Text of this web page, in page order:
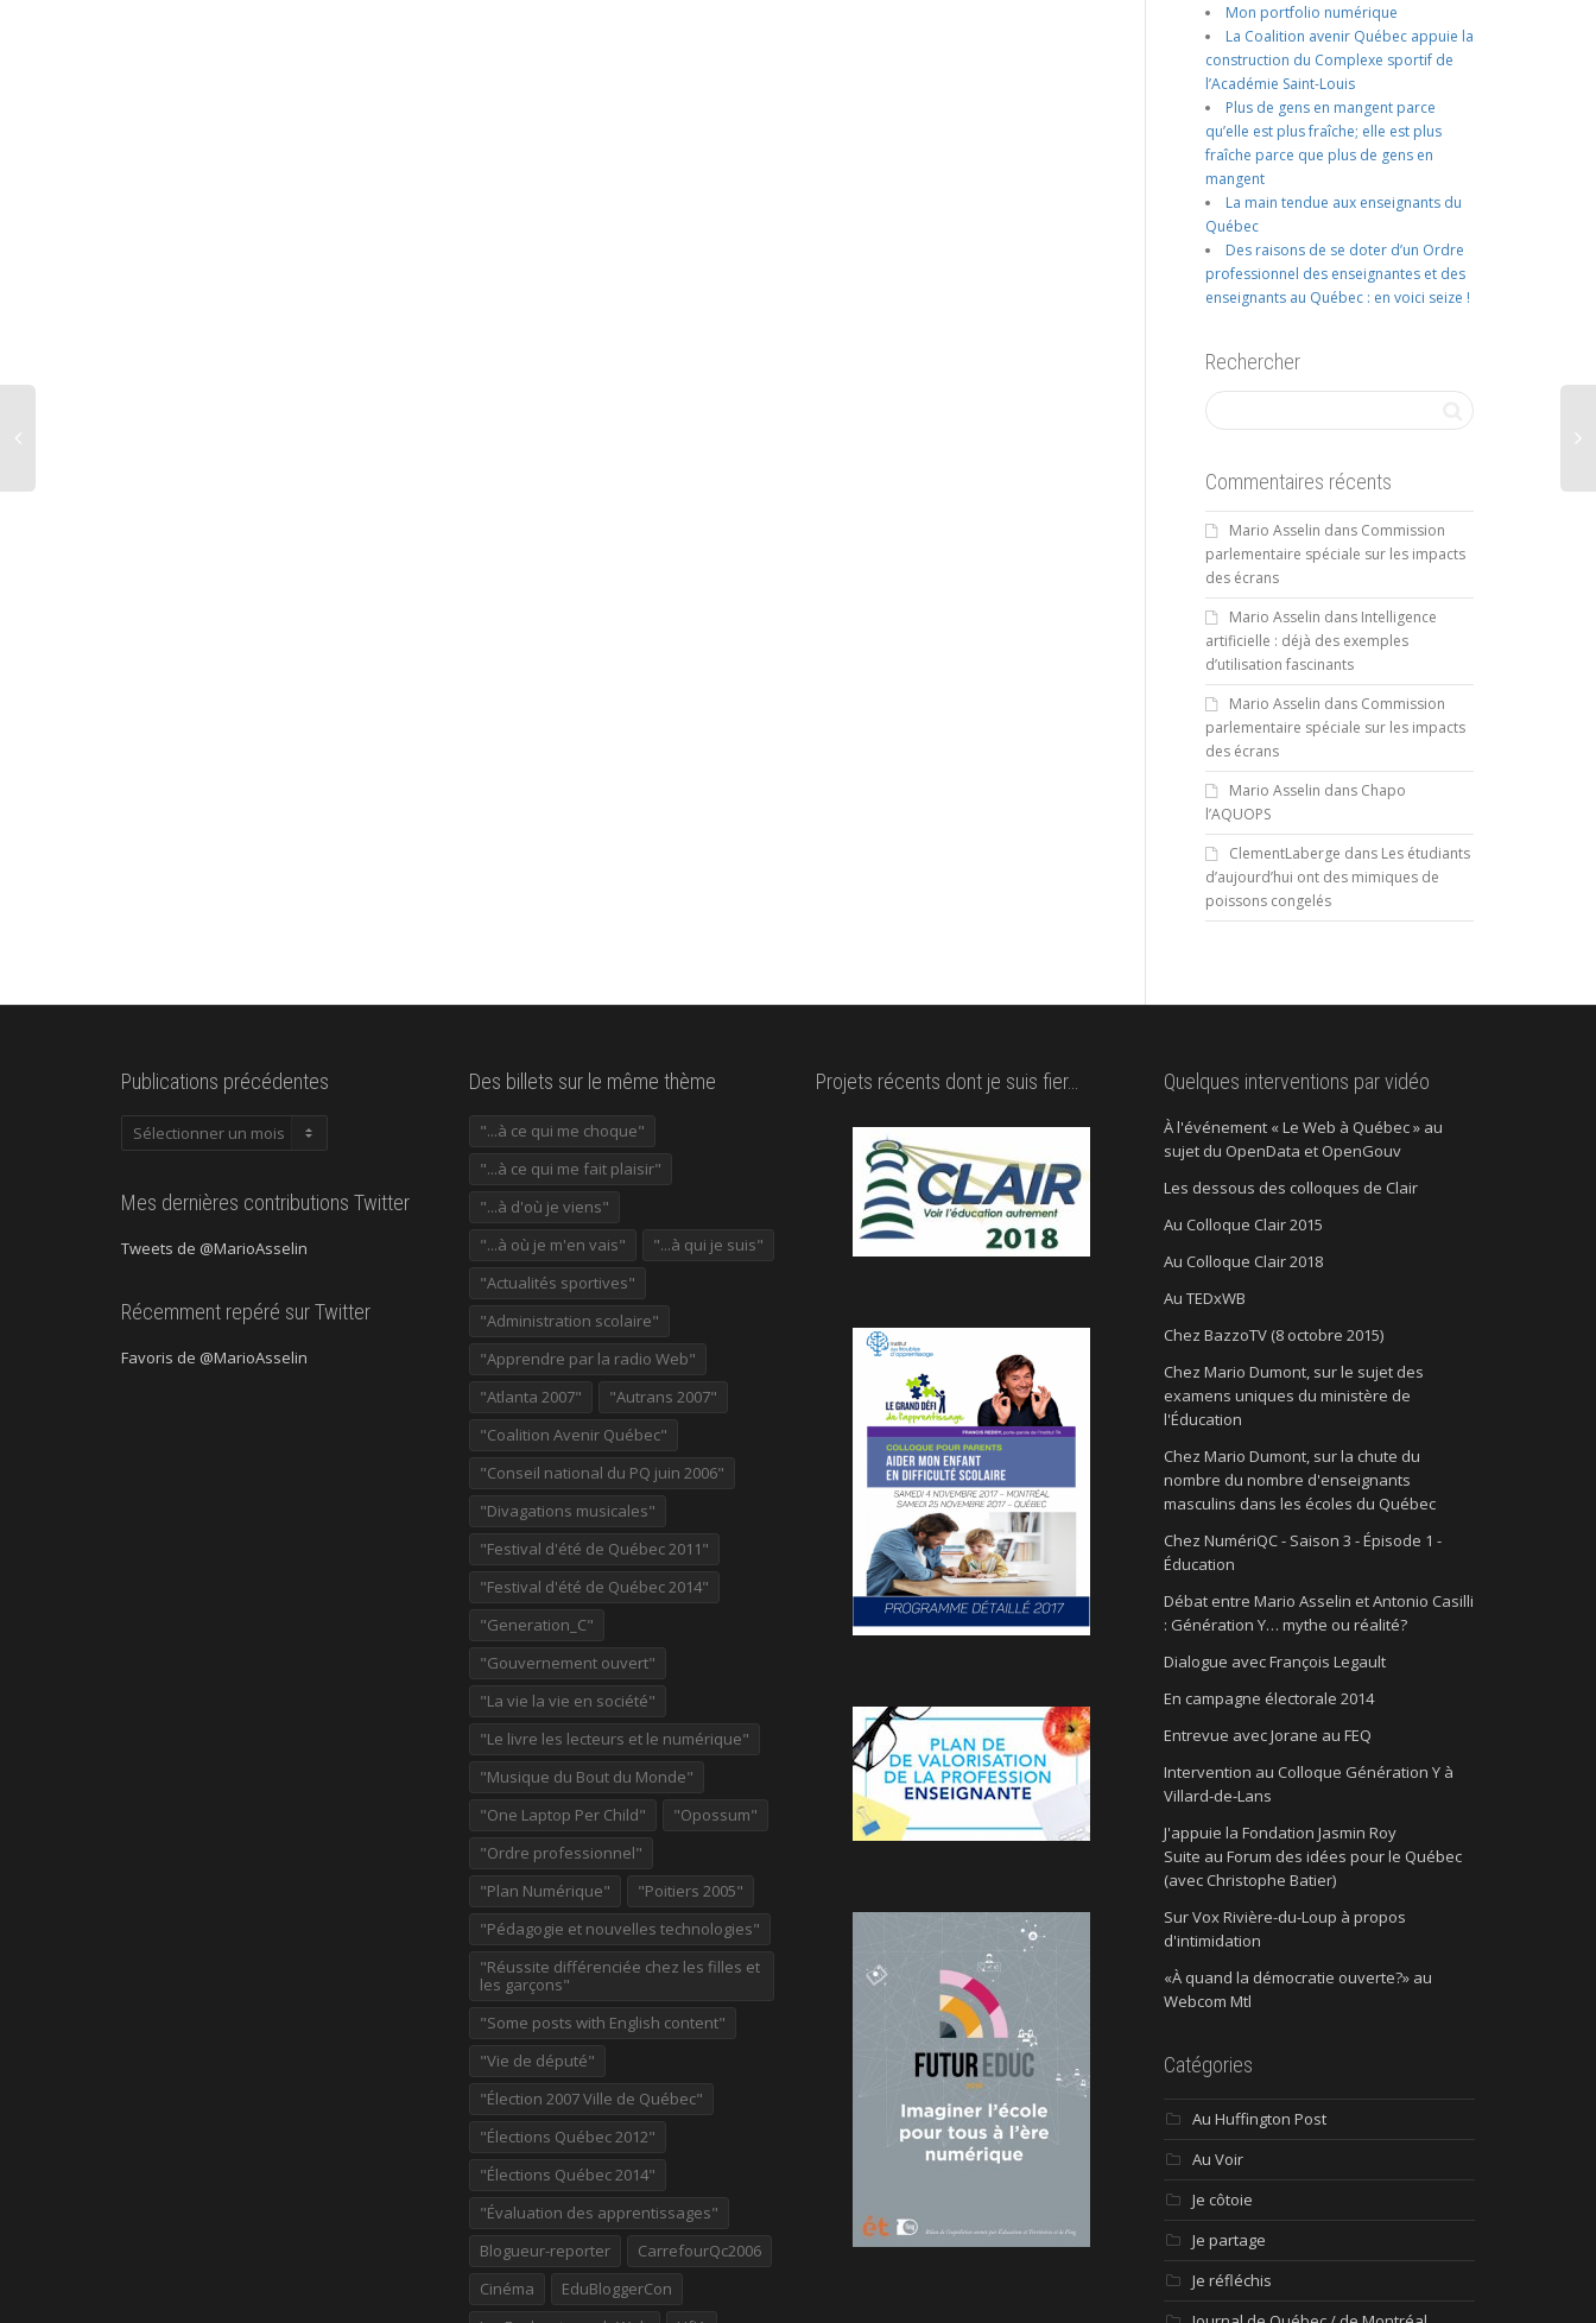
Mon portfolio numérique
La Coalition avenir Québec appuie la
construction du Complexe sportif de
l’Académie Saint-Louis
Plus de gens en mangent parce
qu’elle est plus fraîche; elle est plus
fraîche parce que plus de gens en
mangent
La main tendue aux enseignants du
Québec
Des raisons de se doter d’un Ordre
professionnel des enseignantes et des
enseignants au Québec : en voici seize !
Rechercher
Commentaires récents
Mario Asselin dans Commission
parlementaire spéciale sur les impacts
des écrans
Mario Asselin dans Intelligence
artificielle : déjà des exemples
d’utilisation fascinants
Mario Asselin dans Commission
parlementaire spéciale sur les impacts
des écrans
Mario Asselin dans Chapo
l’AQUOPS
ClementLaberge dans Les étudiants
d’aujourd’hui ont des mimiques de
poissons congelés
Publications précédentes
Publications
Mes dernières contributions Twitter
Tweets de @MarioAsselin
Récemment repéré sur Twitter
Favoris de @MarioAsselin
Des billets sur le même thème
"...à ce qui me choque"
"...à ce qui me fait plaisir"
"...à d'où je viens"
"...à où je m'en vais"
"...à qui je suis"
"Actualités sportives"
"Administration scolaire"
"Apprendre par la radio Web"
"Atlanta 2007"
"Autrans 2007"
"Coalition Avenir Québec"
"Conseil national du PQ juin 2006"
"Divagations musicales"
"Festival d'été de Québec 2011"
"Festival d'été de Québec 2014"
"Generation_C"
"Gouvernement ouvert"
"La vie la vie en société"
"Le livre les lecteurs et le numérique"
"Musique du Bout du Monde"
"One Laptop Per Child"
"Opossum"
"Ordre professionnel"
"Plan Numérique"
"Poitiers 2005"
"Pédagogie et nouvelles technologies"
"Réussite différenciée chez les filles et
les garçons"
"Some posts with English content"
"Vie de député"
"Élection 2007 Ville de Québec"
"Élections Québec 2012"
"Élections Québec 2014"
"Évaluation des apprentissages"
Blogueur-reporter
CarrefourQc2006
Cinéma
EduBloggerCon
Projets récents dont je suis fier… Quelques interventions par vidéo
À l'événement « Le Web à Québec » au
sujet du OpenData et OpenGouv
Les dessous des colloques de Clair
Au Colloque Clair 2015
Au Colloque Clair 2018
Au TEDxWB
Chez BazzoTV (8 octobre 2015)
Chez Mario Dumont, sur le sujet des
examens uniques du ministère de
l'Éducation
Chez Mario Dumont, sur la chute du
nombre du nombre d'enseignants
masculins dans les écoles du Québec
Chez NumériQC - Saison 3 - Épisode 1 -
Éducation
Débat entre Mario Asselin et Antonio Casilli
: Génération Y… mythe ou réalité?
Dialogue avec François Legault
En campagne électorale 2014
Entrevue avec Jorane au FEQ
Intervention au Colloque Génération Y à
Villard-de-Lans
J'appuie la Fondation Jasmin Roy
Suite au Forum des idées pour le Québec
(avec Christophe Batier)
Sur Vox Rivière-du-Loup à propos
d'intimidation
«À quand la démocratie ouverte?» au
Webcom Mtl
Catégories
Au Huffington Post
Au Voir
Je côtoie
Je partage
Je réfléchis